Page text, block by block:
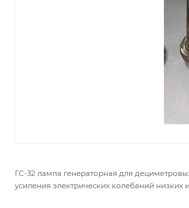
ГС-32 лампа генераторная для
усиления электрических колебаний низких